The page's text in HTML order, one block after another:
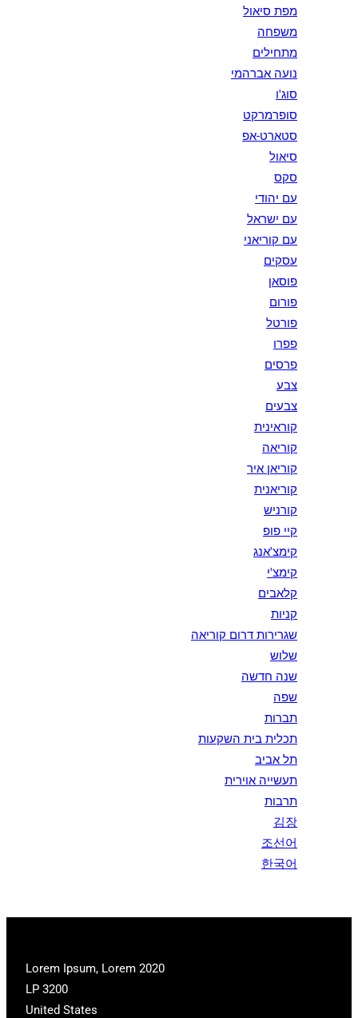
מפת סיאול
משפחה
מתחילים
נועה אברהמי
סוג'ו
סופרמרקט
סטארט-אפ
סיאול
סקס
עם יהודי
עם ישראל
עם קוריאני
עסקים
פוסאן
פורום
פורטל
פפרו
פרסים
צבע
צבעים
קוראינית
קוריאה
קוריאן איר
קוריאנית
קורניש
קיי פופ
קימצ'אנג
קימצ'י
קלאבים
קניות
שגרירות דרום קוריאה
שלוש
שנה חדשה
שפה
תברות
תכלית בית השקעות
תל אביב
תעשייה אוירית
תרבות
김장
조선어
한국어
2020 Lorem Ipsum, Lorem
LP 3200
United States